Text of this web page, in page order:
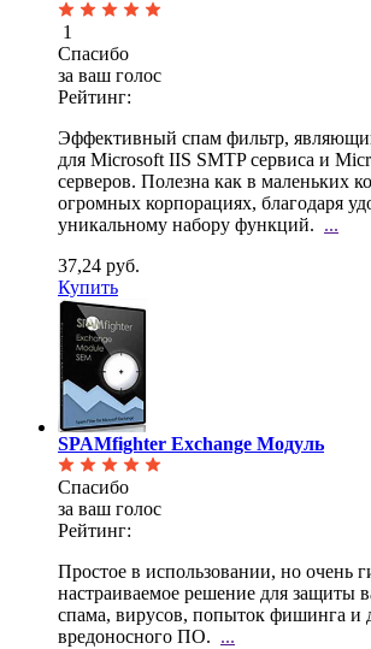
1
Спасибо
за ваш голос
Рейтинг:
Эффективный спам фильтр,
для Microsoft IIS SMTP сервиса и
серверов. Полезна как в маленьких
огромных корпорациях, благодаря
уникальному набору функций. ...
37,24 руб.
Купить
SPAMfighter Exchange Модуль
Спасибо
за ваш голос
Рейтинг:
Простое в использовании, но очень
настраиваемое решение для защиты
спама, вирусов, попыток фишинга и
вредоносного ПО. ...